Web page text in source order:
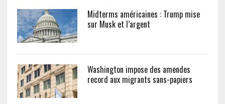
Midterms américaines : Trump mise
sur Musk et l’argent
Washington impose des amendes
record aux migrants sans-papiers